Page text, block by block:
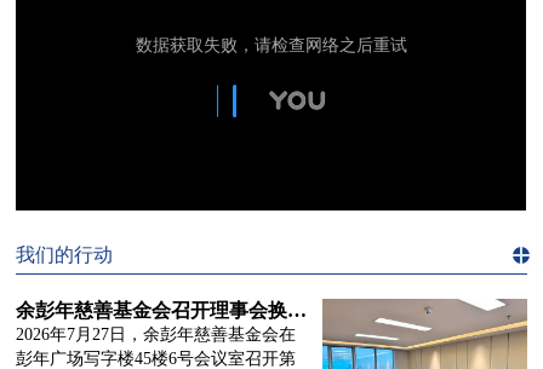
我们的行动
余彭年慈善基金会召开理事会换届会议
2026年7月27日，余彭年慈善基金会在
彭年广场写字楼45楼6号会议室召开第